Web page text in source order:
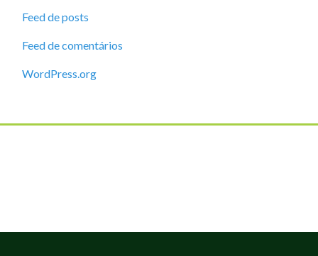
Feed de posts
Feed de comentários
WordPress.org